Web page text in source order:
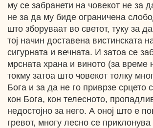
му се забранети на човекот не за
не за да му биде ограничена
што зборуваат во светот, туку за
тој начин доставена вистинската
сигурната и вечната. И затоа се
мрсната храна и виното (за време
токму затоа што човекот толку
Бога и за да не го приврзе срцето
кон Бога, кон телесното,
недостојно за него. А оној што е
гревот, многу лесно се